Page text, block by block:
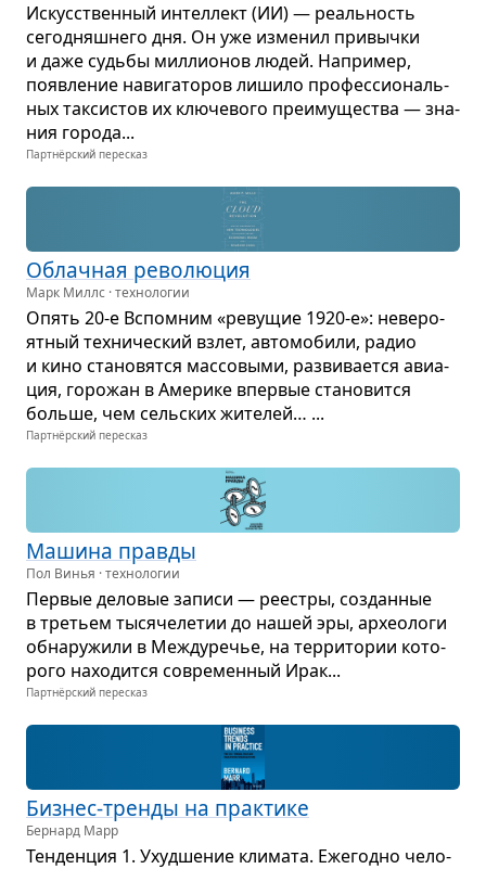
Искус­ствен­ный интел­лект (ИИ) — реаль­ность
сего­дняш­него дня. Он уже изме­нил при­вычки
и даже судьбы мил­ли­о­нов людей. Напри­мер,
появ­ле­ние нави­га­то­ров лишило про­фес­си­о­наль­
ных так­си­стов их клю­че­вого пре­иму­ще­ства — зна­
ния города...
Партнёрский пересказ
Облач­ная рево­лю­ция
Марк Миллс · технологии
Опять 20-е Вспо­мним «реву­щие 1920-е»: неве­ро­
ят­ный тех­ни­че­ский взлет, авто­мо­били, радио
и кино ста­но­вятся мас­со­выми, раз­ви­ва­ется авиа­
ция, горо­жан в Аме­рике впер­вые ста­но­вится
больше, чем сель­ских жите­лей… ...
Партнёрский пересказ
Машина правды
Пол Винья · технологии
Пер­вые дело­вые записи — реестры, создан­ные
в тре­тьем тыся­че­ле­тии до нашей эры, архео­логи
обна­ру­жили в Меж­ду­ре­чье, на тер­ри­то­рии кото­
рого нахо­дится совре­мен­ный Ирак...
Партнёрский пересказ
Биз­нес-тренды на прак­тике
Бернард Марр
Тен­ден­ция 1. Ухуд­ше­ние кли­мата. Еже­годно чело­